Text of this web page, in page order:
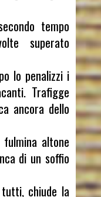
tempo
superato
lo penalizzi i
Trafigge
ancora dello
altone
di un soffio
chiude la